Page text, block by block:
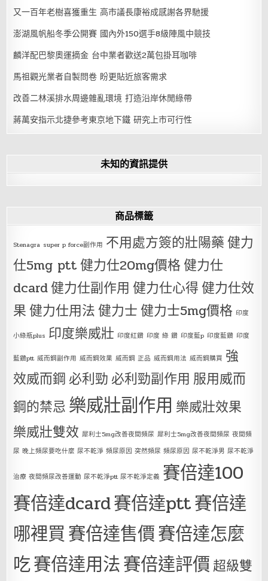
又一百年老樹喜獲重生 高市議長康裕成感謝各界馳援
澎湖風帆船冬季公開賽 國內外150選手8級陣風中競技
麟洋配巴黎奧運摘金 台中業者歡送2萬包掛耳咖啡
馬祖觀光業者自製問卷 盼更貼近旅客需求
改善二林溪排水周邊雜亂環境 打造沿岸休閒綠帶
蔣萬安指示北捷參考東京地下鐵 研究上市可行性
未知的資訊提供
商品標籤
Stenagra super p force副作用 不用處方簽的壯陽藥健力
仕5mg ptt健力仕20mg價格健力仕
dcard健力仕副作用 健力仕心得健力仕效
果健力仕用法健力士健力士5mg價格 印度
小綠瓶plus 印度樂威壯 印度紅鑽 印度 綠 鑽 印度藍p 印度藍鑽 印度
藍鑽ptt 威而鋼副作用 威而鋼效果 威而鋼 正品 威而鋼用法 威而鋼購買 強
效威而鋼 必利勁 必利勁副作用 服用威而
鋼的禁忌 樂威壯副作用 樂威壯效果
樂威壯雙效 犀利士5mg改善夜間頻尿 犀利士5mg改善夜間頻尿 夜間頻
尿 晚上頻尿要吃什麼 尿不乾淨 頻尿原因 突然頻尿 頻尿原因 尿不乾淨男 尿不乾淨
治療 夜間頻尿改善運動 尿不乾淨ptt 尿不乾淨定義 賽倍達100
賽倍達dcard賽倍達ptt賽倍達
哪裡買賽倍達售價賽倍達怎麼
吃賽倍達用法賽倍達評價超級雙